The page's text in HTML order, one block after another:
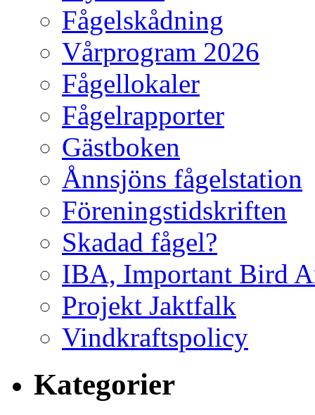
Fågelskådning
Vårprogram 2026
Fågellokaler
Fågelrapporter
Gästboken
Ånnsjöns fågelstation
Föreningstidskriften
Skadad fågel?
IBA, Important Bird
Projekt Jaktfalk
Vindkraftspolicy
Kategorier